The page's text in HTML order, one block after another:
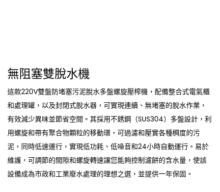
無阻塞雙脫水機
這款220V雙盤防堵塞污泥脫水多盤螺旋壓榨機，配備整合式電氣櫃
和處理罐，以及封閉式脫水器，可實現連續、無堵塞的脫水作業，
有效減少異味並節省空間。其採用不銹鋼（SUS304）多盤設計，利
用螺旋和帶有聚合物顆粒的移動環，可過濾和壓實各種稠度的污
泥，同時低速運行，實現低功耗、低噪音和24小時自動運行。易於
維護，可調節的間隙和螺旋轉速讓您能夠控制濾餅的含水量，使該
設備成為市政和工業廢水處理的理想之選，並提供一年保固。